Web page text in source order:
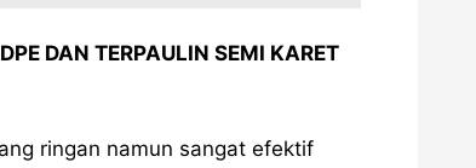
DAN TERPAULIN SEMI KARET
ringan namun sangat efektif